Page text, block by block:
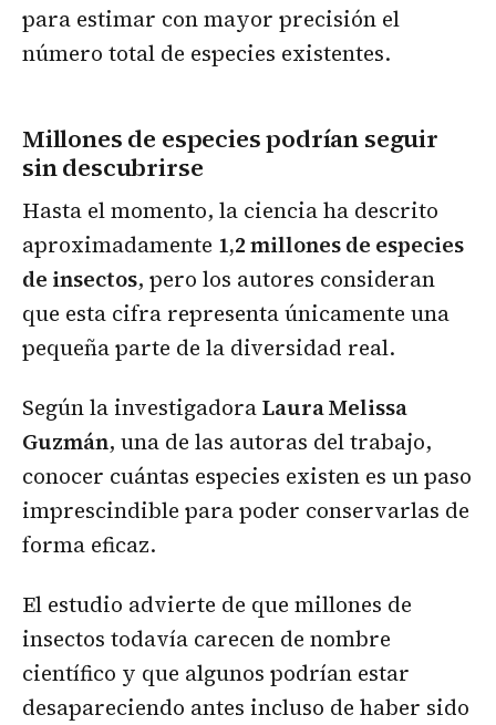
para estimar con mayor precisión el
número total de especies existentes.
Millones de especies podrían seguir
sin descubrirse
Hasta el momento, la ciencia ha descrito
aproximadamente 1,2 millones de especies
de insectos, pero los autores consideran
que esta cifra representa únicamente una
pequeña parte de la diversidad real.
Según la investigadoraLaura Melissa
Guzmán, una de las autoras del trabajo,
conocer cuántas especies existen es un paso
imprescindible para poder conservarlas de
forma eficaz.
El estudio advierte de que millones de
insectos todavía carecen de nombre
científico y que algunos podrían estar
desapareciendo antes incluso de haber sido